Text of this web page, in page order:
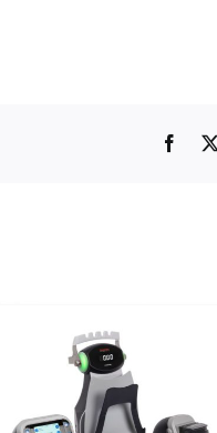
exponen
estrategia